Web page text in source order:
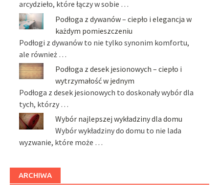
arcydzieło, które łączy w sobie …
Podłoga z dywanów – ciepło i elegancja w
każdym pomieszczeniu
Podłogi z dywanów to nie tylko synonim komfortu,
ale również …
Podłoga z desek jesionowych – ciepło i
wytrzymałość w jednym
Podłoga z desek jesionowych to doskonały wybór dla
tych, którzy …
Wybór najlepszej wykładziny dla domu
Wybór wykładziny do domu to nie lada
wyzwanie, które może …
ARCHIWA